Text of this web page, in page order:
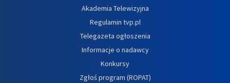
Akademia Telewizyjna
Regulamin tvp.pl
Telegazeta ogłoszenia
Informacje o nadawcy
Konkursy
Zgłoś program (ROPAT)